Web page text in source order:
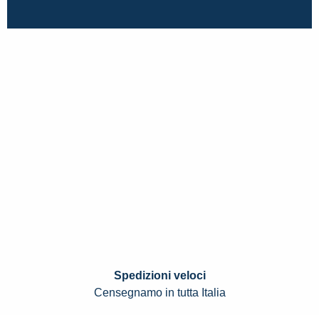
Spedizioni veloci
Censegnamo in tutta Italia